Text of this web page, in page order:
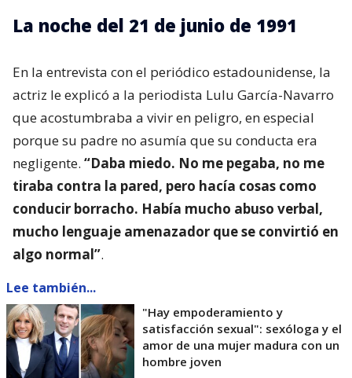
La noche del 21 de junio de 1991
En la entrevista con el periódico estadounidense, la
actriz le explicó a la periodista Lulu García-Navarro
que acostumbraba a vivir en peligro, en especial
porque su padre no asumía que su conducta era
negligente. “Daba miedo. No me pegaba, no me
tiraba contra la pared, pero hacía cosas como
conducir borracho. Había mucho abuso verbal,
mucho lenguaje amenazador que se convirtió en
algo normal”.
Lee también...
"Hay empoderamiento y
satisfacción sexual": sexóloga y el
amor de una mujer madura con un
hombre joven